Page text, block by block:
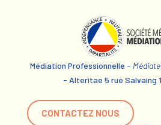
Médiation Professionnelle -
- Alteritae 5 rue Salvaing
CONTACTEZ NOUS